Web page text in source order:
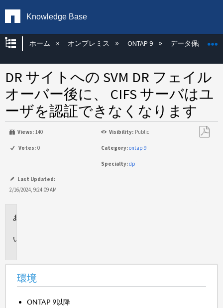
Knowledge Base
グローバル階層を展開/折りたたむ
ホーム オンプレミス ONTAP 9 データ保護
DR サイトへの SVM DR フェイル
オーバー後に、 CIFS サーバはユ
ーザを認証できなくなります
Views: 140 Visibility: Public
Votes: 0 Category:ontap-9
Specialty:dp
Last Updated:
2/16/2024, 9:24:09 AM
環境
ONTAP 9以降